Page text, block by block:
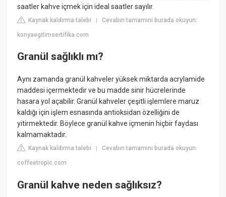
saatler kahve içmek için ideal saatler sayılır.
Kaynak kaldırma talebi |Cevabın tamamını burada okuyun:
konyaegitimsertifika.com
Granül sağlıklı mı?
Aynı zamanda granül kahveler yüksek miktarda acrylamide
maddesi içermektedir ve bu madde sinir hücrelerinde
hasara yol açabilir. Granül kahveler çeşitli işlemlere maruz
kaldığı için işlem esnasında antioksidan özelliğini de
yitirmektedir. Böylece granül kahve içmenin hiçbir faydası
kalmamaktadır.
Kaynak kaldırma talebi |Cevabın tamamını burada okuyun:
coffeetropic.com
Granül kahve neden sağlıksız?